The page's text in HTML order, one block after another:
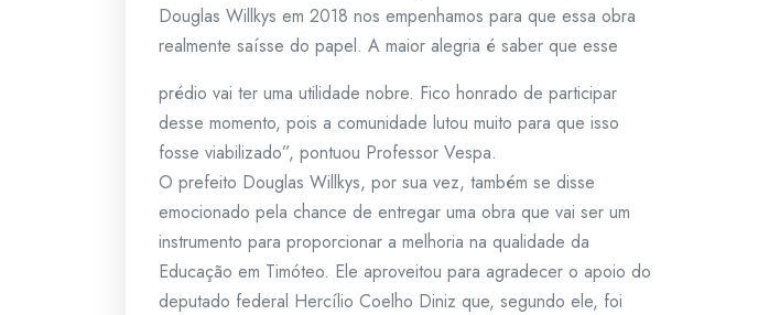
Douglas Willkys em 2018 nos empenhamos para que essa obra
realmente saísse do papel. A maior alegria é saber que esse
prédio vai ter uma utilidade nobre. Fico honrado de participar
desse momento, pois a comunidade lutou muito para que isso
fosse viabilizado”, pontuou Professor Vespa.
O prefeito Douglas Willkys, por sua vez, também se disse
emocionado pela chance de entregar uma obra que vai ser um
instrumento para proporcionar a melhoria na qualidade da
Educação em Timóteo. Ele aproveitou para agradecer o apoio do
deputado federal Hercílio Coelho Diniz que, segundo ele, foi